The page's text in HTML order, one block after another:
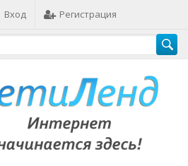
Вход Регистрация